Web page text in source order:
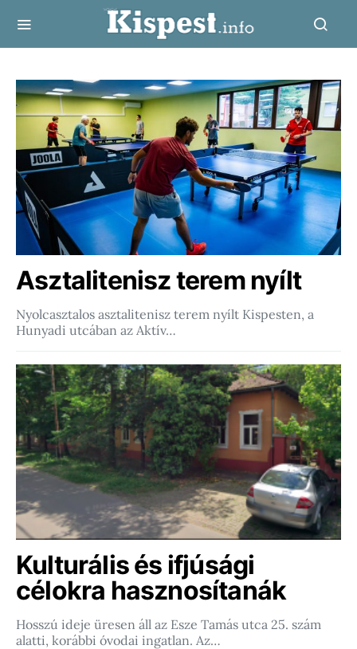
Asztalitenisz terem nyílt
Nyolcasztalos asztalitenisz terem nyílt Kispesten, a
Hunyadi utcában az Aktív…
Kulturális és ifjúsági
célokra hasznosítanák
Hosszú ideje üresen áll az Esze Tamás utca 25. szám
alatti, korábbi óvodai ingatlan. Az…